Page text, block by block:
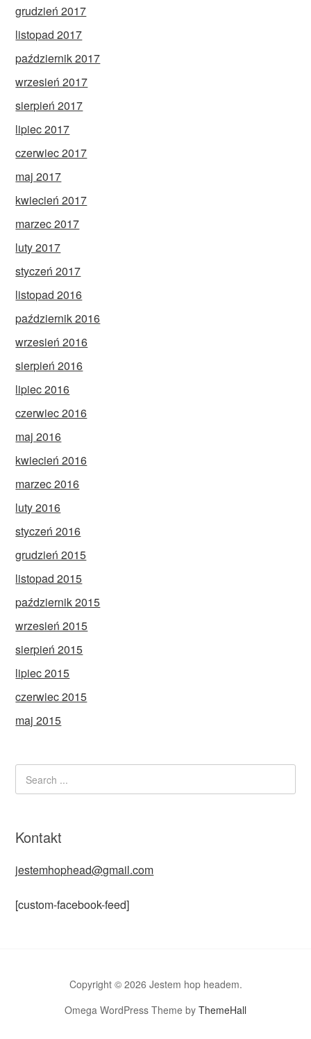
grudzień 2017
listopad 2017
październik 2017
wrzesień 2017
sierpień 2017
lipiec 2017
czerwiec 2017
maj 2017
kwiecień 2017
marzec 2017
luty 2017
styczeń 2017
listopad 2016
październik 2016
wrzesień 2016
sierpień 2016
lipiec 2016
czerwiec 2016
maj 2016
kwiecień 2016
marzec 2016
luty 2016
styczeń 2016
grudzień 2015
listopad 2015
październik 2015
wrzesień 2015
sierpień 2015
lipiec 2015
czerwiec 2015
maj 2015
Kontakt
jestemhophead@gmail.com
[custom-facebook-feed]
Copyright © 2026 Jestem hop headem.
Omega WordPress Theme by ThemeHall